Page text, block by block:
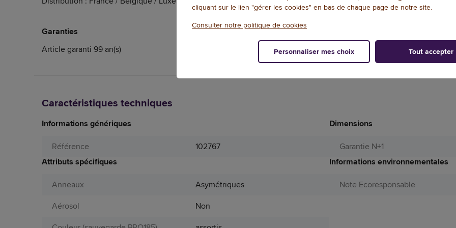
Garanties
Article garanti 99 an(s)
Caractéristiques techniques
Informations génériques
Référence
102767
Dimensions
Garantie N+1
Attributs spécifiques
Anneaux
Asymétriques
Aérosol
Non
Informations environnementales
Note Ecoresponsable
cliquant sur le lien "gérer les cookies" en bas de chaque page de notre site.
Consulter notre politique de cookies
Personnaliser mes choix Tout accepter